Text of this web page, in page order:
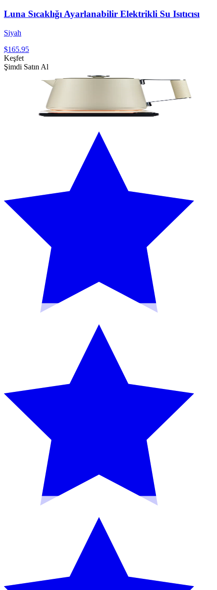
Luna Sıcaklığı Ayarlanabilir Elektrikli Su Isıtıcısı
Siyah
$165.95
Keşfet
Şimdi Satın Al